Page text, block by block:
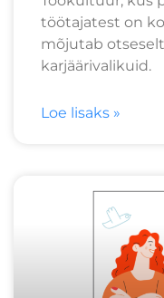
töötajatest on
mõjutab
karjäärivalikuid.
Loe lisaks »